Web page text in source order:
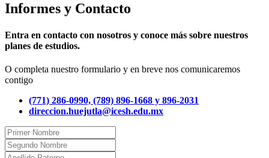
Informes y Contacto
Entra en contacto con nosotros y conoce más sobre nuestros
planes de estudios.
O completa nuestro formulario y en breve nos comunicaremos
contigo
(771) 286-0990, (789) 896-1668 y 896-2031
direccion.huejutla@icesh.edu.mx